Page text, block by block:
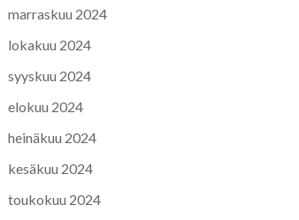
marraskuu 2024
lokakuu 2024
syyskuu 2024
elokuu 2024
heinäkuu 2024
kesäkuu 2024
toukokuu 2024